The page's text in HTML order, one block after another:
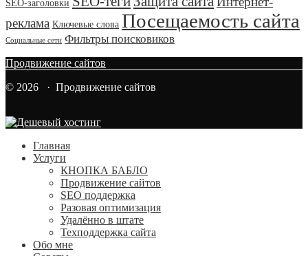
SEO-заголовки
реклама Ключевые слова Посещаемость сайта
Социальные сети Фильтры поисковиков
Продвижение сайтов
© 2026 · Продвижение сайтов
Главная
Услуги
КНОПКА БАБЛО
Продвижение сайтов
SEO поддержка
Разовая оптимизация
Удалённо в штате
Техподдержка сайта
Обо мне